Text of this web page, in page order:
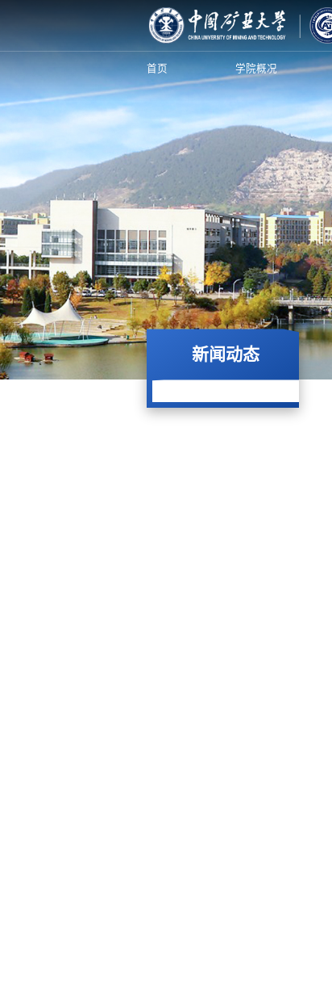
首页 学院概况
新闻动态